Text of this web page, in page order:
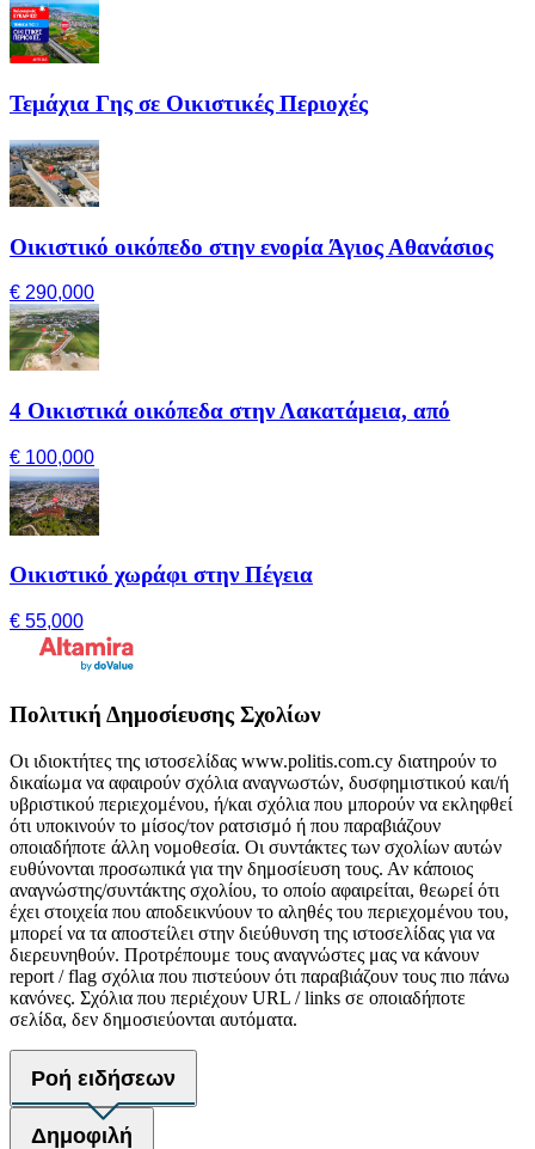
Τεμάχια Γης σε Οικιστικές Περιοχές
Οικιστικό οικόπεδο στην ενορία Άγιος Αθανάσιος
€ 290,000
4 Οικιστικά οικόπεδα στην Λακατάμεια, από
€ 100,000
Οικιστικό χωράφι στην Πέγεια
€ 55,000
Πολιτική Δημοσίευσης Σχολίων
Οι ιδιοκτήτες της ιστοσελίδας www.politis.com.cy διατηρούν το
δικαίωμα να αφαιρούν σχόλια αναγνωστών, δυσφημιστικού και/ή
υβριστικού περιεχομένου, ή/και σχόλια που μπορούν να εκληφθεί
ότι υποκινούν το μίσος/τον ρατσισμό ή που παραβιάζουν
οποιαδήποτε άλλη νομοθεσία. Οι συντάκτες των σχολίων αυτών
ευθύνονται προσωπικά για την δημοσίευση τους. Αν κάποιος
αναγνώστης/συντάκτης σχολίου, το οποίο αφαιρείται, θεωρεί ότι
έχει στοιχεία που αποδεικνύουν το αληθές του περιεχομένου του,
μπορεί να τα αποστείλει στην διεύθυνση της ιστοσελίδας για να
διερευνηθούν. Προτρέπουμε τους αναγνώστες μας να κάνουν
report / flag σχόλια που πιστεύουν ότι παραβιάζουν τους πιο πάνω
κανόνες. Σχόλια που περιέχουν URL / links σε οποιαδήποτε
σελίδα, δεν δημοσιεύονται αυτόματα.
Ροή ειδήσεων
Δημοφιλή